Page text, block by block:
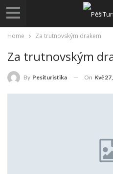
Home Za trutnovským drakem
Za trutnovským
By Pesituristika On Kvě